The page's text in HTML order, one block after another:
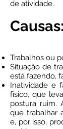
de atividade.
Causas:
Trabalhos ou
Situação de
está fazendo,
Inatividade e
físico, que
postura ruim.
que trabalhar
e, por isso,